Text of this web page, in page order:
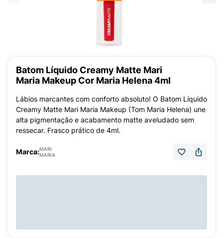
Batom Líquido Creamy Matte Mari
Maria Makeup Cor Maria Helena 4ml
Lábios marcantes com conforto absoluto! O Batom Líquido
Creamy Matte Mari Maria Makeup (Tom Maria Helena) une
alta pigmentação e acabamento matte aveludado sem
ressecar. Frasco prático de 4ml.
Marca:MARI
MARIA